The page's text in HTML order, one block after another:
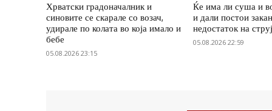
Хрватски градоначалник и
синовите се скарале со возач,
удирале по колата во која имало и
бебе
05.08.2026 23:15
Ќе има ли суша и
и дали постои
недостаток на
05.08.2026 22:59